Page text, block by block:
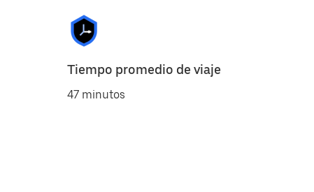
Tiempo promedio de viaje
47 minutos